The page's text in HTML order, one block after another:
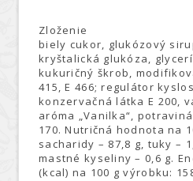
Zloženie
biely cukor, glukózový
kryštalická glukóza,
kukuričný škrob,
415, E 466; regulátor
konzervačná látka E 200,
aróma „Vanilka“,
170. Nutričná hodnota na
sacharidy – 87,8 g, tuky –
mastné kyseliny – 0,6 g.
(kcal) na 100 g výrobku: